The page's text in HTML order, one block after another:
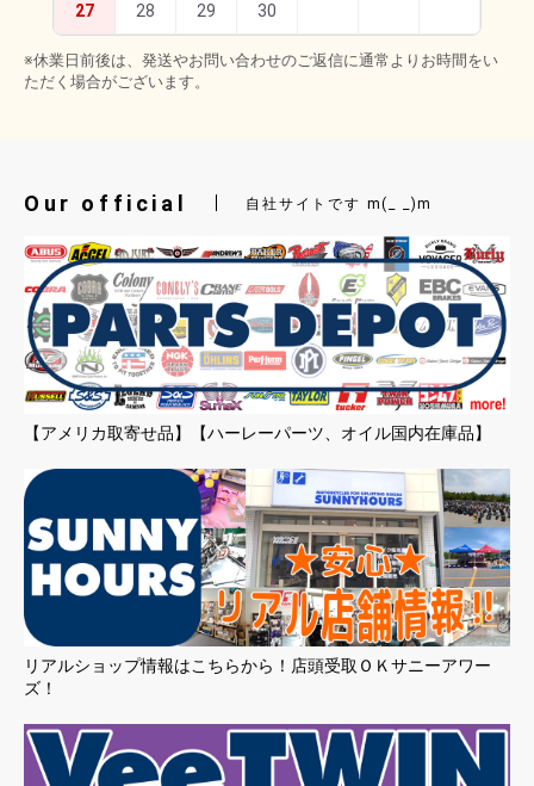
27 28 29 30
※休業日前後は、発送やお問い合わせのご返信に通常よりお時間をい
ただく場合がございます。
Our official 自社サイトです m(_ _)m
【アメリカ取寄せ品】【ハーレーパーツ、オイル国内在庫品】
リアルショップ情報はこちらから！店頭受取ＯＫサニーアワー
ズ！